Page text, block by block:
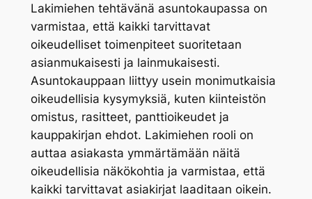
Lakimiehen tehtävänä asuntokaupassa on
varmistaa, että kaikki tarvittavat
oikeudelliset toimenpiteet suoritetaan
asianmukaisesti ja lainmukaisesti.
Asuntokauppaan liittyy usein monimutkaisia
oikeudellisia kysymyksiä, kuten kiinteistön
omistus, rasitteet, panttioikeudet ja
kauppakirjan ehdot. Lakimiehen rooli on
auttaa asiakasta ymmärtämään näitä
oikeudellisia näkökohtia ja varmistaa, että
kaikki tarvittavat asiakirjat laaditaan oikein.